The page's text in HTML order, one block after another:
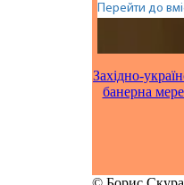
Західно-
банерна